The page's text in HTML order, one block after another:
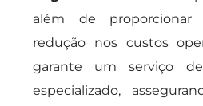
além de proporcionar
redução nos custos
garante um serviço
especializado,